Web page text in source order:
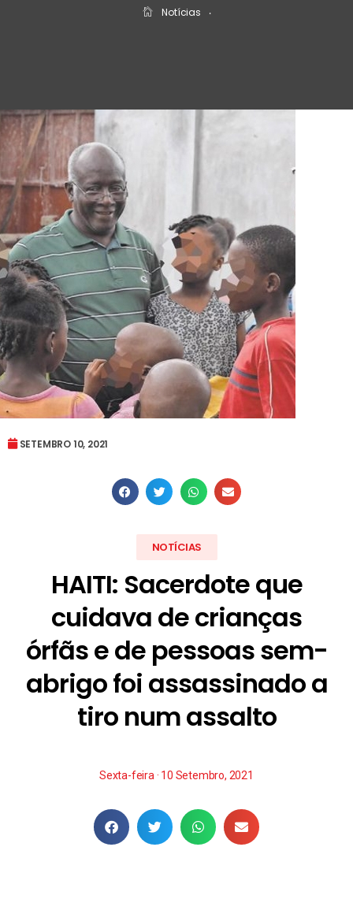
Notícias ‧
SETEMBRO 10, 2021
NOTÍCIAS
HAITI: Sacerdote que
cuidava de crianças
órfãs e de pessoas sem-
abrigo foi assassinado a
tiro num assalto
Sexta-feira · 10 Setembro, 2021